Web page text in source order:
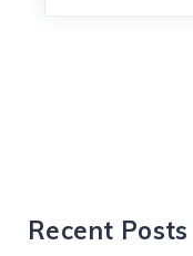
Recent Posts